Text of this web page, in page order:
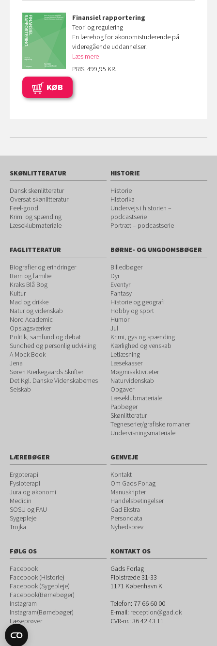
Finansiel rapportering
Teori og regulering
En lærebog for økonomistuderende på
videregående uddannelser.
Læs mere
PRIS: 499,95 KR.
KØB
SKØNLITTERATUR
Dansk skønlitteratur
Oversat skønlitteratur
Feel-good
Krimi og spænding
Læseklubmateriale
HISTORIE
Historie
Historika
Undervejs i historien –
podcastserie
Portræt – podcastserie
FAGLITTERATUR
Biografier og erindringer
Børn og familie
Kraks Blå Bog
Kultur
Mad og drikke
Natur og videnskab
Nord Academic
Opslagsværker
Politik, samfund og debat
Sundhed og personlig udvikling
A Mock Book
Jena
Søren Kierkegaards Skrifter
Det Kgl. Danske Videnskabernes
Selskab
BØRNE- OG UNGDOMSBØGER
Billedbøger
Dyr
Eventyr
Fantasy
Historie og geografi
Hobby og sport
Humor
Jul
Krimi, gys og spænding
Kærlighed og venskab
Letlæsning
Læsekasser
Møgmisaktiviteter
Naturvidenskab
Opgaver
Læseklubmateriale
Papbøger
Skønlitteratur
Tegneserier/grafiske romaner
Undervisningsmateriale
LÆREBØGER
Ergoterapi
Fysioterapi
Jura og økonomi
Medicin
SOSU og PAU
Sygepleje
Trojka
GENVEJE
Kontakt
Om Gads Forlag
Manuskripter
Handelsbetingelser
Gad Ekstra
Persondata
Nyhedsbrev
FØLG OS
Facebook
Facebook (Historie)
Facebook (Sygepleje)
Facebook(Børnebøger)
Instagram
Instagram(Børnebøger)
Læseprøver
KONTAKT OS
Gads Forlag
Fiolstræde 31-33
1171 København K
Telefon: 77 66 60 00
E-mail: reception@gad.dk
CVR-nr.: 36 42 43 11